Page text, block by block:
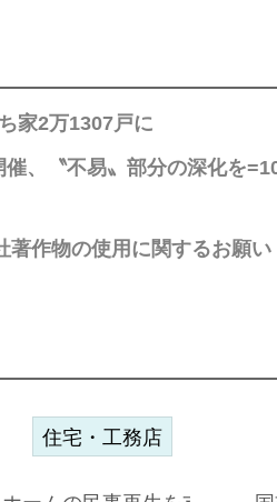
家2万1307戸に
、〝不易〟部分の深化を
著作物の使用に関するお願い
住宅・工務店